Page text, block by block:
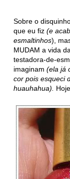
Sobre o
que eu fiz(e
esmaltinhos),
MUDAM a vida
testadora-de-
imaginam(ela já
cor pois esqueci
huauhahua).